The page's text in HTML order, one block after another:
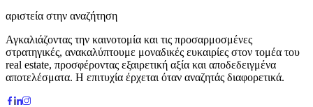
αριστεία στην αναζήτηση
Αγκαλιάζοντας την καινοτομία και τις προσαρμοσμένες
στρατηγικές, ανακαλύπτουμε μοναδικές ευκαιρίες στον τομέα του
real estate, προσφέροντας εξαιρετική αξία και αποδεδειγμένα
αποτελέσματα. Η επιτυχία έρχεται όταν αναζητάς διαφορετικά.